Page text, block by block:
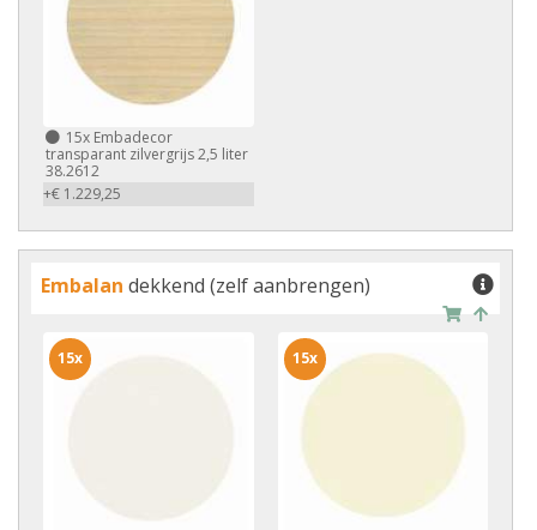
15x Embadecor
transparant zilvergrijs 2,5 liter
38.2612
+€ 1.229,25
Embalan dekkend (zelf aanbrengen)
15x 15x